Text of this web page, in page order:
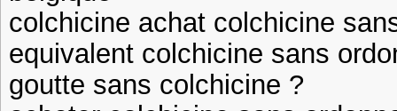
colchicine achat colchicine
equivalent colchicine sans
goutte sans colchicine ?